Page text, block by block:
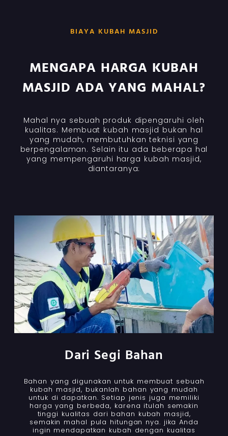
BIAYA KUBAH MASJID
MENGAPA HARGA KUBAH
MASJID ADA YANG MAHAL?
Mahal nya sebuah produk dipengaruhi oleh
kualitas. Membuat kubah masjid bukan hal
yang mudah, membutuhkan teknisi yang
berpengalaman. Selain itu ada beberapa hal
yang mempengaruhi harga kubah masjid,
diantaranya:
Dari Segi Bahan
Bahan yang digunakan untuk membuat sebuah
kubah masjid, bukanlah bahan yang mudah
untuk di dapatkan. Setiap jenis juga memiliki
harga yang berbeda, karena itulah semakin
tinggi kualitas dari bahan kubah masjid,
semakin mahal pula hitungan nya. jika Anda
ingin mendapatkan kubah dengan kualitas